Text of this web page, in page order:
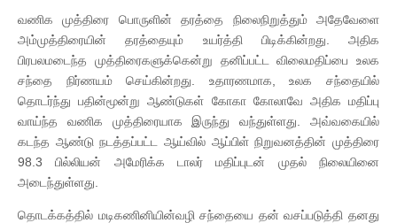
வணிக முத்திரை பொருளின் தரத்தை நிலைநிறுத்தும் அதேவேளை
அம்முத்திரையின் தரத்தையும் உயர்த்தி பிடிக்கின்றது. அதிக
பிரபலமடைந்த முத்திரைகளுக்கென்று தனிப்பட்ட விலைமதிப்பை உலக
சந்தை நிர்ணயம் செய்கின்றது. உதாரணமாக, உலக சந்தையில்
தொடர்ந்து பதின்மூன்று ஆண்டுகள் கோகா கோலாவே அதிக மதிப்பு
வாய்ந்த வணிக முத்திரையாக இருந்து வந்துள்ளது. அவ்வகையில்
கடந்த ஆண்டு நடத்தப்பட்ட ஆய்வில் ஆப்பிள் நிறுவனத்தின் முத்திரை
98.3 பில்லியன் அமேரிக்க டாலர் மதிப்புடன் முதல் நிலையினை
அடைந்துள்ளது.
தொடக்கத்தில் மடிகணினியின்வழி சந்தையை தன் வசப்படுத்தி தனது